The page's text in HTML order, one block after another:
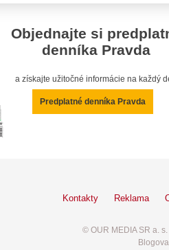
Objednajte si
denníka Pravda
a získajte užitočné informácie na každý
Predplatné denníka Pravda
Kontakty Reklama
© OUR MEDIA SR a.